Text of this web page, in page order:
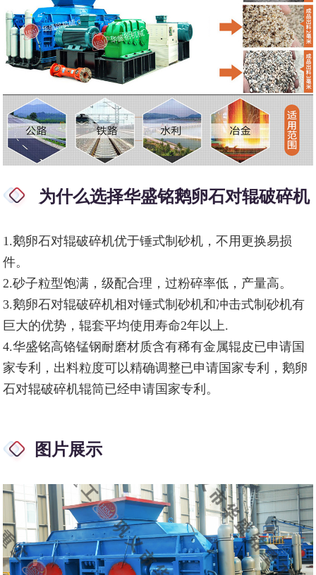
为什么选择华盛铭鹅卵石对辊破碎机
1.鹅卵石对辊破碎机优于锤式制砂机，不用更换易损
件。
2.砂子粒型饱满，级配合理，过粉碎率低，产量高。
3.鹅卵石对辊破碎机相对锤式制砂机和冲击式制砂机有
巨大的优势，辊套平均使用寿命2年以上.
4.华盛铭高铬锰钢耐磨材质含有稀有金属辊皮已申请国
家专利，出料粒度可以精确调整已申请国家专利，鹅卵
石对辊破碎机辊筒已经申请国家专利。
图片展示